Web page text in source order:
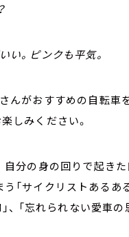
い。ピンクも平気。
んがおすすめの自転
しみください。
分の身の回りで起きた
「サイクリストあるあ
、 「忘れられない愛車